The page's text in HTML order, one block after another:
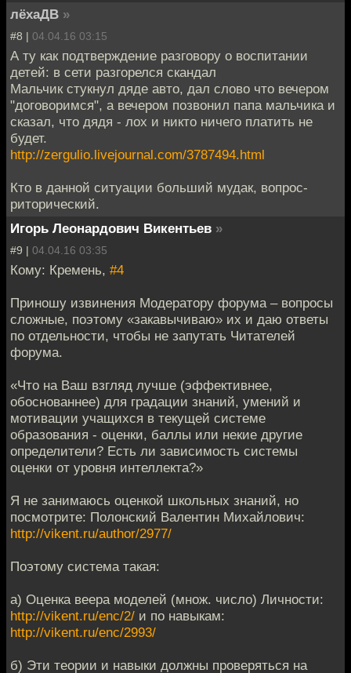
лёхаДВ »
#8 | 04.04.16 03:15
А ту как подтверждение разговору о воспитании
детей: в сети разгорелся скандал
Мальчик стукнул дяде авто, дал слово что вечером
"договоримся", а вечером позвонил папа мальчика и
сказал, что дядя - лох и никто ничего платить не
будет.
http://zergulio.livejournal.com/3787494.html
Кто в данной ситуации больший мудак, вопрос-
риторический.
Игорь Леонардович Викентьев »
#9 | 04.04.16 03:35
Кому: Кремень, #4
Приношу извинения Модератору форума – вопросы
сложные, поэтому «закавычиваю» их и даю ответы
по отдельности, чтобы не запутать Читателей
форума.
«Что на Ваш взгляд лучше (эффективнее,
обоснованнее) для градации знаний, умений и
мотивации учащихся в текущей системе
образования - оценки, баллы или некие другие
определители? Есть ли зависимость системы
оценки от уровня интеллекта?»
Я не занимаюсь оценкой школьных знаний, но
посмотрите: Полонский Валентин Михайлович:
http://vikent.ru/author/2977/
Поэтому система такая:
а) Оценка веера моделей (множ. число) Личности:
http://vikent.ru/enc/2/ и по навыкам:
http://vikent.ru/enc/2993/
б) Эти теории и навыки должны проверяться на